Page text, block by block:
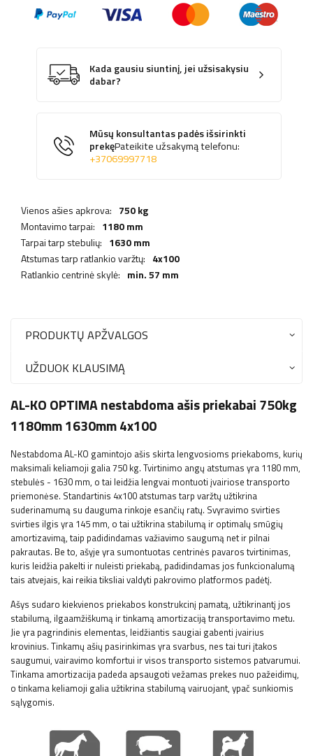
Kada gausiu siuntinį, jei užsisakysiu
dabar?
Mūsų konsultantas padės išsirinkti
prekęPateikite užsakymą telefonu:
+37069997718
Vienos ašies apkrova: 750 kg
Montavimo tarpai: 1180 mm
Tarpai tarp stebulių: 1630 mm
Atstumas tarp ratlankio varžtų: 4x100
Ratlankio centrinė skylė: min. 57 mm
PRODUKTŲ APŽVALGOS
UŽDUOK KLAUSIMĄ
AL-KO OPTIMA nestabdoma ašis priekabai 750kg
1180mm 1630mm 4x100
Nestabdoma AL-KO gamintojo ašis skirta lengvosioms priekaboms, kurių
maksimali keliamoji galia 750 kg. Tvirtinimo angų atstumas yra 1180 mm,
stebulės - 1630 mm, o tai leidžia lengvai montuoti įvairiose transporto
priemonėse. Standartinis 4x100 atstumas tarp varžtų užtikrina
suderinamumą su dauguma rinkoje esančių ratų. Svyravimo svirties
svirties ilgis yra 145 mm, o tai užtikrina stabilumą ir optimalų smūgių
amortizavimą, taip padidindamas važiavimo saugumą net ir pilnai
pakrautas. Be to, ašyje yra sumontuotas centrinės pavaros tvirtinimas,
kuris leidžia pakelti ir nuleisti priekabą, padidindamas jos funkcionalumą
tais atvejais, kai reikia tiksliai valdyti pakrovimo platformos padėtį.
Ašys sudaro kiekvienos priekabos konstrukcinį pamatą, užtikrinantį jos
stabilumą, ilgaamžiškumą ir tinkamą amortizaciją transportavimo metu.
Jie yra pagrindinis elementas, leidžiantis saugiai gabenti įvairius
krovinius. Tinkamų ašių pasirinkimas yra svarbus, nes tai turi įtakos
saugumui, vairavimo komfortui ir visos transporto sistemos patvarumui.
Tinkama amortizacija padeda apsaugoti vežamas prekes nuo pažeidimų,
o tinkama keliamoji galia užtikrina stabilumą vairuojant, ypač sunkiomis
sąlygomis.